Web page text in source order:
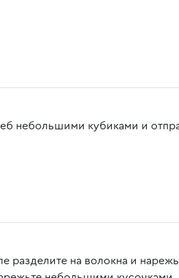
небольшими кубиками и
разделите на волокна и